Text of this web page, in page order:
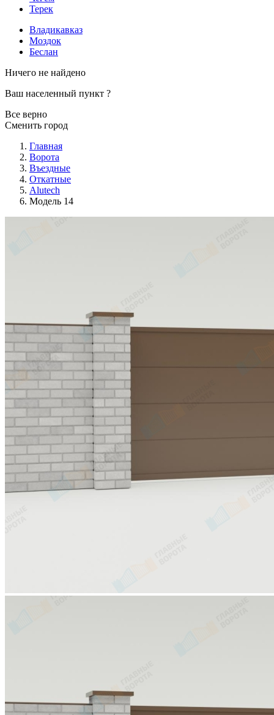
Терек
Владикавказ
Моздок
Беслан
Ничего не найдено
Ваш населенный пункт ?
Все верно
Сменить город
Главная
Ворота
Въездные
Откатные
Alutech
Модель 14